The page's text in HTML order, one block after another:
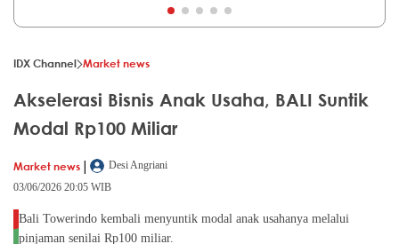
IDX Channel Market news
Akselerasi Bisnis Anak Usaha, BALI Suntik
Modal Rp100 Miliar
Market news |
Desi Angriani
03/06/2026 20:05 WIB
Bali Towerindo kembali menyuntik modal anak usahanya melalui
pinjaman senilai Rp100 miliar.